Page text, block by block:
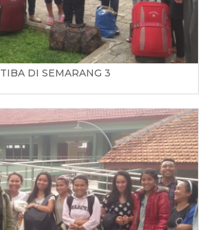
TIBA DI SEMARANG 3